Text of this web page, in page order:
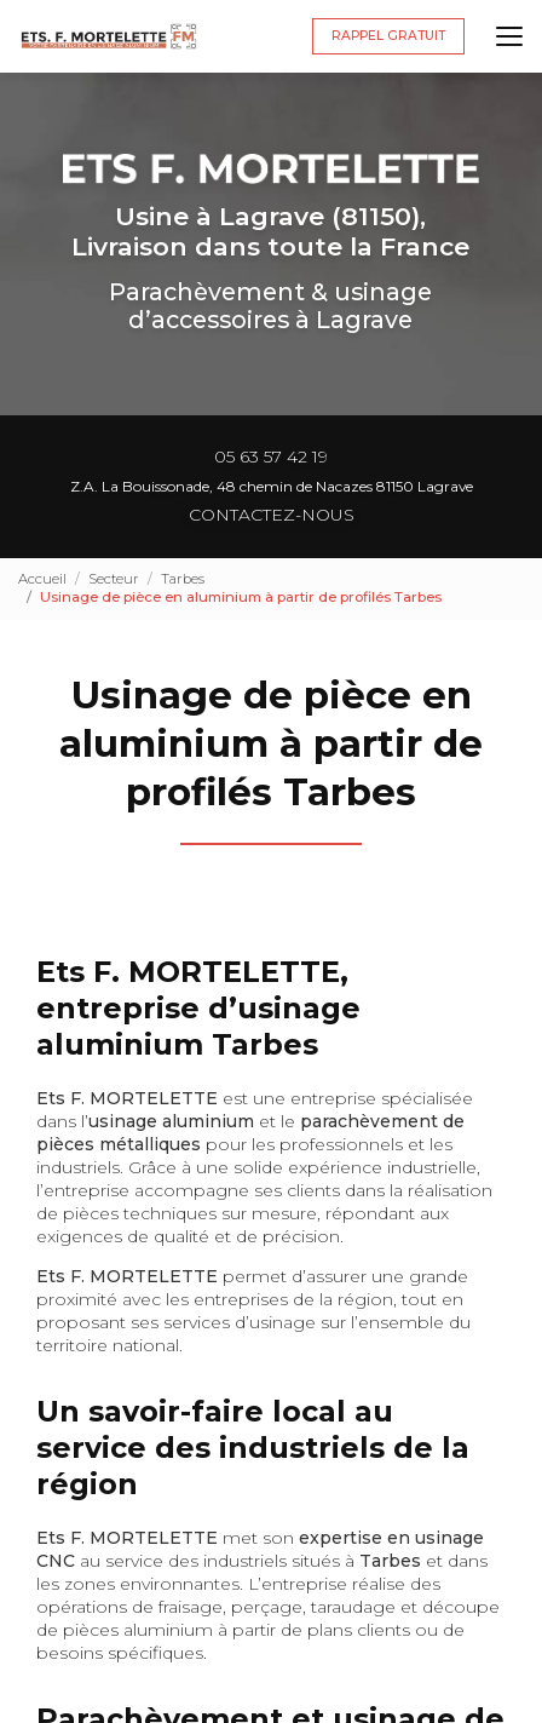
principal
RAPPEL GRATUIT
Usine à Lagrave (81150),
Livraison dans toute la France
Parachèvement & usinage
d’accessoires à Lagrave
05 63 57 42 19
Z.A. La Bouissonade, 48 chemin de Nacazes 81150 Lagrave
CONTACTEZ-NOUS
Accueil Secteur
Tarbes
Usinage de pièce en aluminium à partir de profilés Tarbes
Usinage de pièce en
aluminium à partir de
profilés Tarbes
Ets F. MORTELETTE,
entreprise d’usinage
aluminium Tarbes
Ets F. MORTELETTE est une entreprise spécialisée
dans l’usinage aluminium et le parachèvement de
pièces métalliques pour les professionnels et les
industriels. Grâce à une solide expérience industrielle,
l’entreprise accompagne ses clients dans la réalisation
de pièces techniques sur mesure, répondant aux
exigences de qualité et de précision.
Ets F. MORTELETTE permet d’assurer une grande
proximité avec les entreprises de la région, tout en
proposant ses services d’usinage sur l’ensemble du
territoire national.
Un savoir-faire local au
service des industriels de la
région
Ets F. MORTELETTE met son expertise en usinage
CNC au service des industriels situés à Tarbes et dans
les zones environnantes. L’entreprise réalise des
opérations de fraisage, perçage, taraudage et découpe
de pièces aluminium à partir de plans clients ou de
besoins spécifiques.